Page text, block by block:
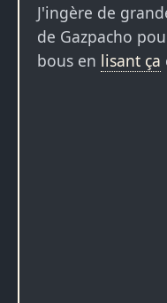
J'ingère de
de Gazpacho
bous en lisant ça